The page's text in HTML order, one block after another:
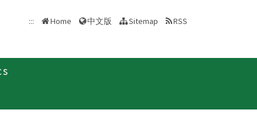
::: Home 中文版 Sitemap RSS